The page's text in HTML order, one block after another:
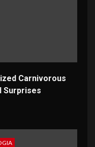
Carnivorous
Surprises